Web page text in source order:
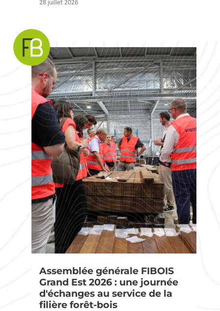
28 juillet 2026
Assemblée générale FIBOIS
Grand Est 2026 : une journée
d'échanges au service de la
filière forêt-bois